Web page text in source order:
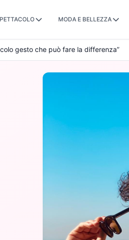
MODA E BELLEZZA
gesto che può fare la differenza”